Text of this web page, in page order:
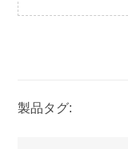
製品タグ: